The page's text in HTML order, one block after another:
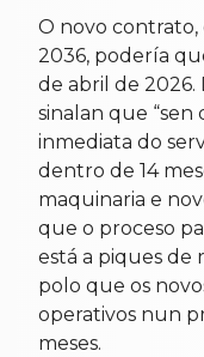
O novo contrato,
2036, podería
de abril de 2026.
sinalan que
inmediata do
dentro de 14
maquinaria e
que o proceso
está a piques de
polo que os
operativos nun
meses.